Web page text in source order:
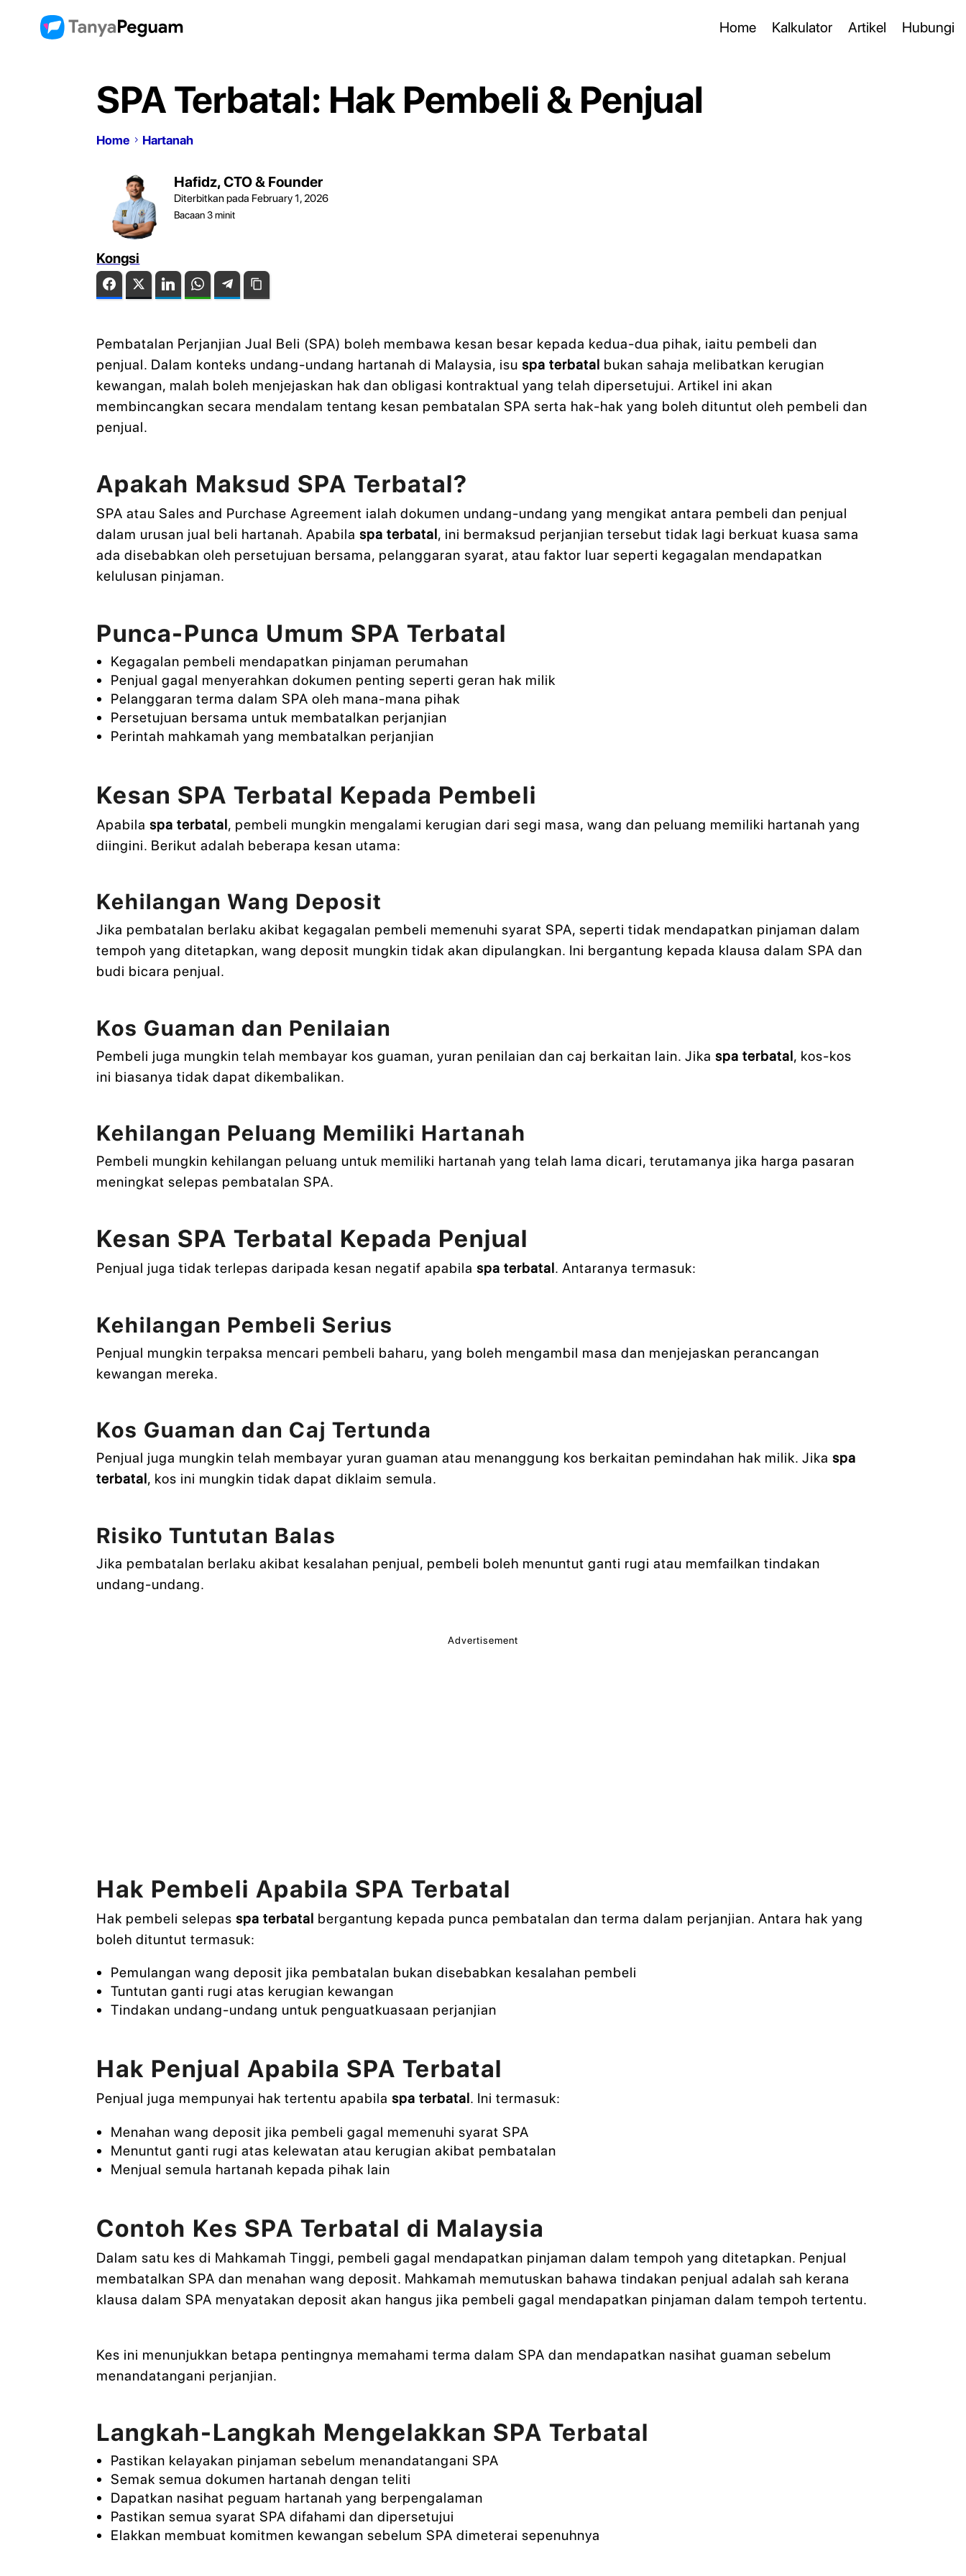
Home Kalkulator Artikel Hubungi
SPA Terbatal: Hak Pembeli & Penjual
Home Hartanah
Hafidz, CTO & Founder
Diterbitkan pada February 1, 2026
Bacaan3minit
Kongsi
FacebookTwitter LinkedIn WhatsAppTelegram
Pembatalan Perjanjian Jual Beli (SPA) boleh membawa kesan besar kepada kedua-dua pihak, iaitu pembeli dan
penjual. Dalam konteks undang-undang hartanah di Malaysia, isuspa terbatal bukan sahaja melibatkan kerugian
kewangan, malah boleh menjejaskan hak dan obligasi kontraktual yang telah dipersetujui. Artikel ini akan
membincangkan secara mendalam tentang kesan pembatalan SPA serta hak-hak yang boleh dituntut oleh pembeli dan
penjual.
Apakah Maksud SPA Terbatal?
SPA atau Sales and Purchase Agreement ialah dokumen undang-undang yang mengikat antara pembeli dan penjual
dalam urusan jual beli hartanah. Apabilaspa terbatal, ini bermaksud perjanjian tersebut tidak lagi berkuat kuasa sama
ada disebabkan oleh persetujuan bersama, pelanggaran syarat, atau faktor luar seperti kegagalan mendapatkan
kelulusan pinjaman.
Punca-Punca Umum SPA Terbatal
Kegagalan pembeli mendapatkan pinjaman perumahan
Penjual gagal menyerahkan dokumen penting seperti geran hak milik
Pelanggaran terma dalam SPA oleh mana-mana pihak
Persetujuan bersama untuk membatalkan perjanjian
Perintah mahkamah yang membatalkan perjanjian
Kesan SPA Terbatal Kepada Pembeli
Apabilaspa terbatal, pembeli mungkin mengalami kerugian dari segi masa, wang dan peluang memiliki hartanah yang
diingini. Berikut adalah beberapa kesan utama:
Kehilangan Wang Deposit
Jika pembatalan berlaku akibat kegagalan pembeli memenuhi syarat SPA, seperti tidak mendapatkan pinjaman dalam
tempoh yang ditetapkan, wang deposit mungkin tidak akan dipulangkan. Ini bergantung kepada klausa dalam SPA dan
budi bicara penjual.
Kos Guaman dan Penilaian
Pembeli juga mungkin telah membayar kos guaman, yuran penilaian dan caj berkaitan lain. Jikaspa terbatal, kos-kos
ini biasanya tidak dapat dikembalikan.
Kehilangan Peluang Memiliki Hartanah
Pembeli mungkin kehilangan peluang untuk memiliki hartanah yang telah lama dicari, terutamanya jika harga pasaran
meningkat selepas pembatalan SPA.
Kesan SPA Terbatal Kepada Penjual
Penjual juga tidak terlepas daripada kesan negatif apabilaspa terbatal. Antaranya termasuk:
Kehilangan Pembeli Serius
Penjual mungkin terpaksa mencari pembeli baharu, yang boleh mengambil masa dan menjejaskan perancangan
kewangan mereka.
Kos Guaman dan Caj Tertunda
Penjual juga mungkin telah membayar yuran guaman atau menanggung kos berkaitan pemindahan hak milik. Jikaspa
terbatal, kos ini mungkin tidak dapat diklaim semula.
Risiko Tuntutan Balas
Jika pembatalan berlaku akibat kesalahan penjual, pembeli boleh menuntut ganti rugi atau memfailkan tindakan
undang-undang.
Advertisement
Hak Pembeli Apabila SPA Terbatal
Hak pembeli selepasspa terbatal bergantung kepada punca pembatalan dan terma dalam perjanjian. Antara hak yang
boleh dituntut termasuk:
Pemulangan wang deposit jika pembatalan bukan disebabkan kesalahan pembeli
Tuntutan ganti rugi atas kerugian kewangan
Tindakan undang-undang untuk penguatkuasaan perjanjian
Hak Penjual Apabila SPA Terbatal
Penjual juga mempunyai hak tertentu apabilaspa terbatal. Ini termasuk:
Menahan wang deposit jika pembeli gagal memenuhi syarat SPA
Menuntut ganti rugi atas kelewatan atau kerugian akibat pembatalan
Menjual semula hartanah kepada pihak lain
Contoh Kes SPA Terbatal di Malaysia
Dalam satu kes di Mahkamah Tinggi, pembeli gagal mendapatkan pinjaman dalam tempoh yang ditetapkan. Penjual
membatalkan SPA dan menahan wang deposit. Mahkamah memutuskan bahawa tindakan penjual adalah sah kerana
klausa dalam SPA menyatakan deposit akan hangus jika pembeli gagal mendapatkan pinjaman dalam tempoh tertentu.
Kes ini menunjukkan betapa pentingnya memahami terma dalam SPA dan mendapatkan nasihat guaman sebelum
menandatangani perjanjian.
Langkah-Langkah Mengelakkan SPA Terbatal
Pastikan kelayakan pinjaman sebelum menandatangani SPA
Semak semua dokumen hartanah dengan teliti
Dapatkan nasihat peguam hartanah yang berpengalaman
Pastikan semua syarat SPA difahami dan dipersetujui
Elakkan membuat komitmen kewangan sebelum SPA dimeterai sepenuhnya